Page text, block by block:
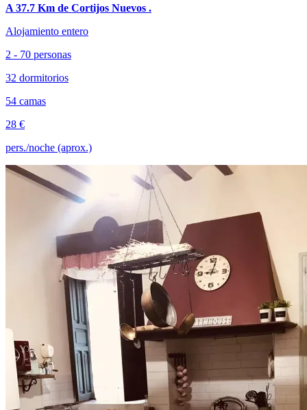
A 37.7 Km de Cortijos Nuevos .
Alojamiento entero
2 - 70 personas
32 dormitorios
54 camas
28 €
pers./noche (aprox.)